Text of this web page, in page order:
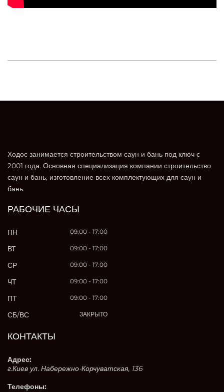
Ходос занимается строительством саун и бань под ключ с
2001 года. Основная специализация компании строительство
саун и бань, изготовление всех комплектующих для саун и
бань.
РАБОЧИЕ ЧАСЫ
ПН 09:00 - 17:00
ВТ 09:00 - 17:00
СР 09:00 - 17:00
ЧТ 09:00 - 17:00
ПТ 09:00 - 17:00
СБ/ВС ЗАКРЫТО
КОНТАКТЫ
Адрес:
г.Киев ул. Набережно-Корчуватская, 136
Телефоны: